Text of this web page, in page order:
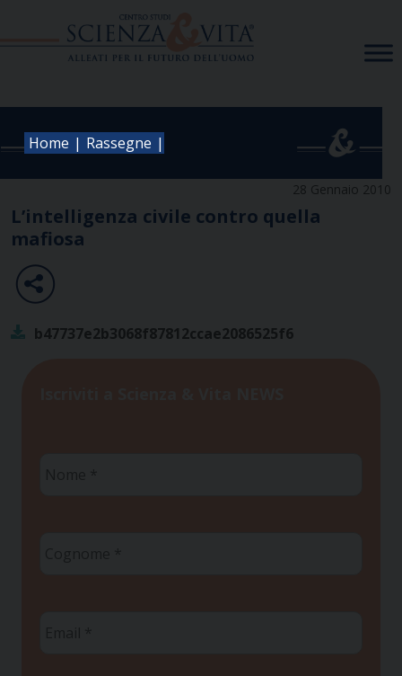
Home | Rassegne |
28 Gennaio 2010
L’intelligenza civile contro quella
mafiosa
b47737e2b3068f87812ccae2086525f6